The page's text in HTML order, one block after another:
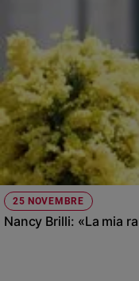
25 NOVEMBRE
Nancy Brilli: «La mia